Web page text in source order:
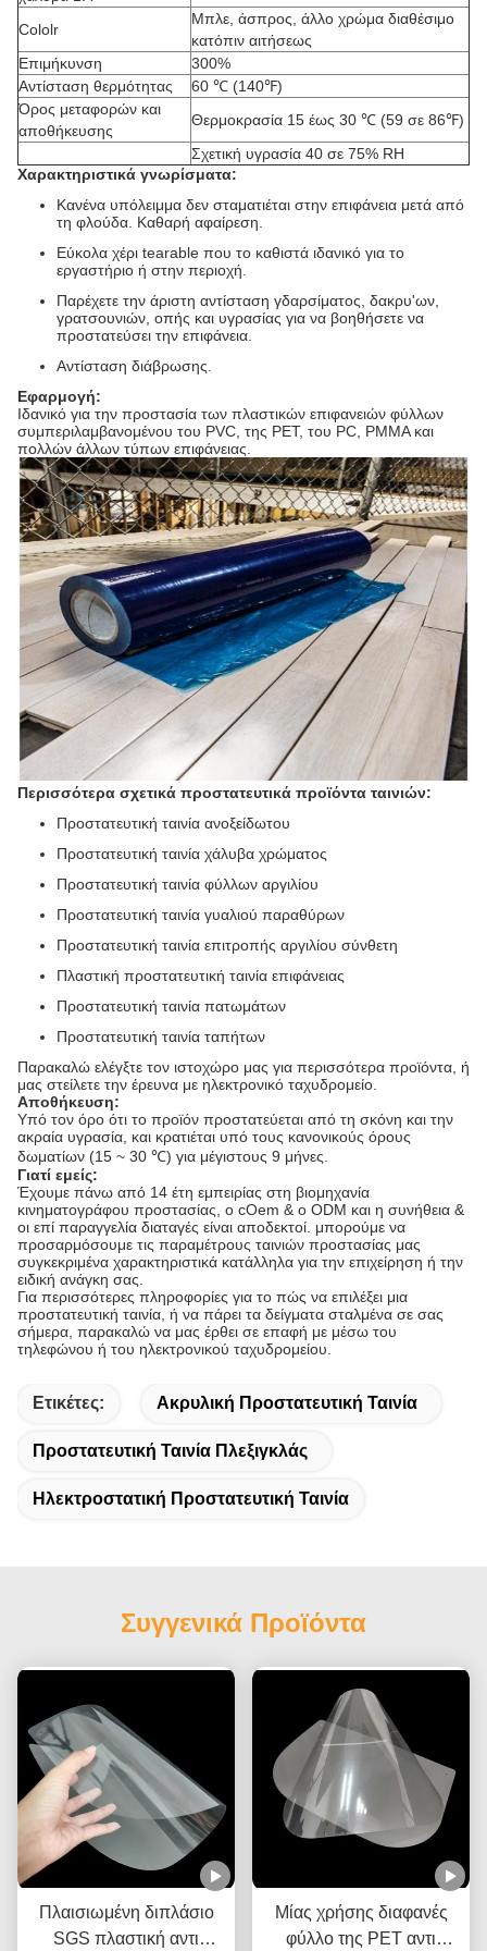
Cololr
Μπλε, άσπρος, άλλο χρώμα διαθέσιμο
κατόπιν αιτήσεως
Επιμήκυνση
300%
Αντίσταση θερμότητας
60 ℃ (140℉)
Όρος μεταφορών και
αποθήκευσης
Θερμοκρασία 15 έως 30 ℃ (59 σε 86℉)
Σχετική υγρασία 40 σε 75% RH
Χαρακτηριστικά γνωρίσματα:
Κανένα υπόλειμμα δεν σταματιέται στην επιφάνεια μετά από
τη φλούδα. Καθαρή αφαίρεση.
Εύκολα χέρι tearable που το καθιστά ιδανικό για το
εργαστήριο ή στην περιοχή.
Παρέχετε την άριστη αντίσταση γδαρσίματος, δακρυ'ων,
γρατσουνιών, οπής και υγρασίας για να βοηθήσετε να
προστατεύσει την επιφάνεια.
Αντίσταση διάβρωσης.
Εφαρμογή:
Ιδανικό για την προστασία των πλαστικών επιφανειών φύλλων
συμπεριλαμβανομένου του PVC, της PET, του PC, PMMA και
πολλών άλλων τύπων επιφάνειας.
Περισσότερα σχετικά προστατευτικά προϊόντα ταινιών:
Προστατευτική ταινία ανοξείδωτου
Προστατευτική ταινία χάλυβα χρώματος
Προστατευτική ταινία φύλλων αργιλίου
Προστατευτική ταινία γυαλιού παραθύρων
Προστατευτική ταινία επιτροπής αργιλίου σύνθετη
Πλαστική προστατευτική ταινία επιφάνειας
Προστατευτική ταινία πατωμάτων
Προστατευτική ταινία ταπήτων
Παρακαλώ ελέγξτε τον ιστοχώρο μας για περισσότερα προϊόντα, ή
μας στείλετε την έρευνα με ηλεκτρονικό ταχυδρομείο.
Αποθήκευση:
Υπό τον όρο ότι το προϊόν προστατεύεται από τη σκόνη και την
ακραία υγρασία, και κρατιέται υπό τους κανονικούς όρους
δωματίων (15 ~ 30 ℃) για μέγιστους 9 μήνες.
Γιατί εμείς:
Έχουμε πάνω από 14 έτη εμπειρίας στη βιομηχανία
κινηματογράφου προστασίας, ο cOem & ο ODM και η συνήθεια &
οι επί παραγγελία διαταγές είναι αποδεκτοί. μπορούμε να
προσαρμόσουμε τις παραμέτρους ταινιών προστασίας μας
συγκεκριμένα χαρακτηριστικά κατάλληλα για την επιχείρηση ή την
ειδική ανάγκη σας.
Για περισσότερες πληροφορίες για το πώς να επιλέξει μια
προστατευτική ταινία, ή να πάρει τα δείγματα σταλμένα σε σας
σήμερα, παρακαλώ να μας έρθει σε επαφή με μέσω του
τηλεφώνου ή του ηλεκτρονικού ταχυδρομείου.
Ετικέτες: Ακρυλική Προστατευτική Ταινία
Προστατευτική Ταινία Πλεξιγκλάς
Ηλεκτροστατική Προστατευτική Ταινία
Συγγενικά Προϊόντα
Πλαισιωμένη διπλάσιο
SGS πλαστική αντι
Μίας χρήσης διαφανές
φύλλο της PET αντι